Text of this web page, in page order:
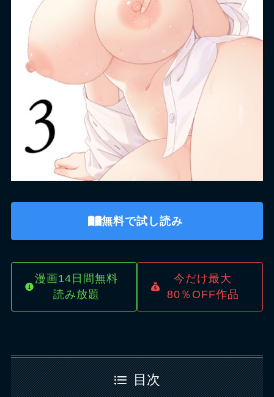
無料で試し読み
漫画14日間無料
読み放題
今だけ最大
80％OFF作品
目次